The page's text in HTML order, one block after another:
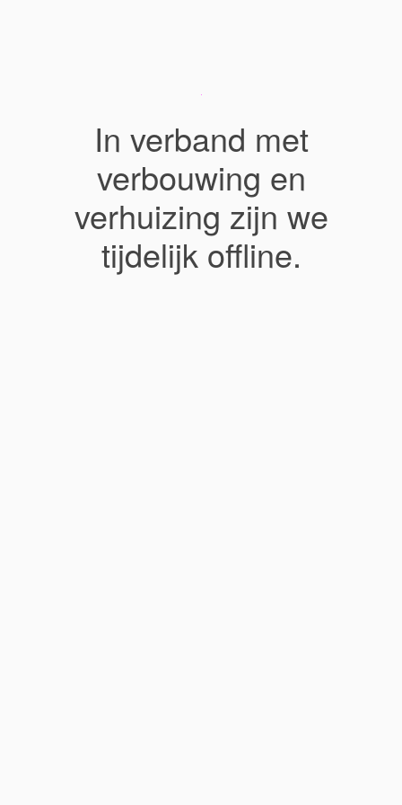
In verband met
verbouwing en
verhuizing zijn we
tijdelijk offline.